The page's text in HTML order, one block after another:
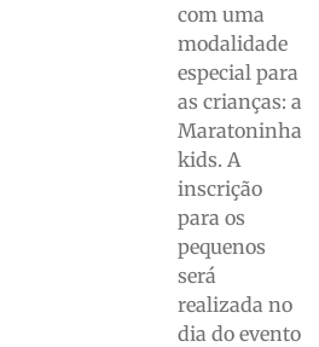
com uma
modalidade
especial para
as crianças: a
Maratoninha
kids. A
inscrição
para os
pequenos
será
realizada no
dia do evento